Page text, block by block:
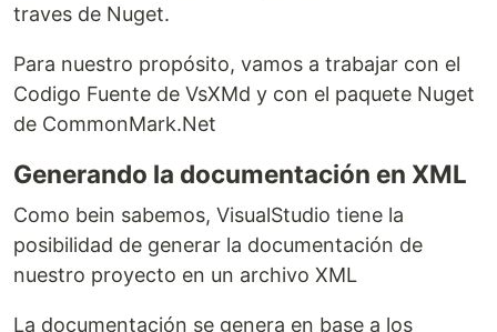
traves de Nuget.
Para nuestro propósito, vamos a trabajar con el
Codigo Fuente de VsXMd y con el paquete Nuget
de CommonMark.Net
Generando la documentación en XML
Como bein sabemos, VisualStudio tiene la
posibilidad de generar la documentación de
nuestro proyecto en un archivo XML
La documentación se genera en base a los